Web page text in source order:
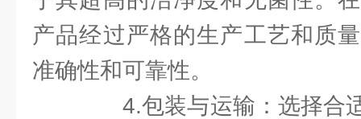
产品经过严格的生产工艺和质
准确性和可靠性。
4.包装与运输：选择合